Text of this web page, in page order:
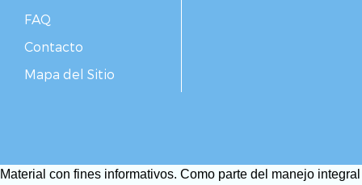
FAQ
Contacto
Mapa del Sitio
Material con fines informativos. Como parte del manejo integral